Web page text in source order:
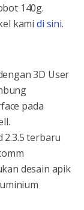
140g.
kami di sini.
3D User
pada
2.3.5 terbaru
desain apik